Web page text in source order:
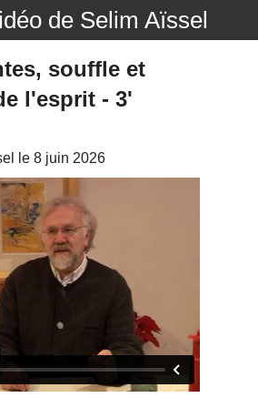
de Selim Aïssel
souffle et
l'esprit - 3'
le 8 juin 2026